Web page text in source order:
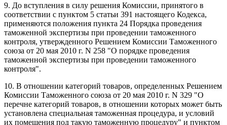
9. До вступления в силу решения Комиссии, принятого в
соответствии с пунктом 5 статьи 391 настоящего Кодекса,
применяются положения пункта 24 Порядка проведения
таможенной экспертизы при проведении таможенного
контроля, утвержденного Решением Комиссии Таможенного
союза от 20 мая 2010 г. N 258 "О порядке проведения
таможенной экспертизы при проведении таможенного
контроля".
10. В отношении категорий товаров, определенных Решением
Комиссии Таможенного союза от 20 мая 2010 г. N 329 "О
перечне категорий товаров, в отношении которых может быть
установлена специальная таможенная процедура, и условий
их помещения под такую таможенную процедуру" и пунктом